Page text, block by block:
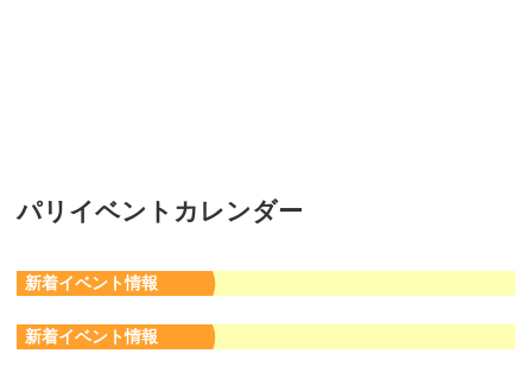
パリイベントカレンダー
新着イベント情報
新着イベント情報